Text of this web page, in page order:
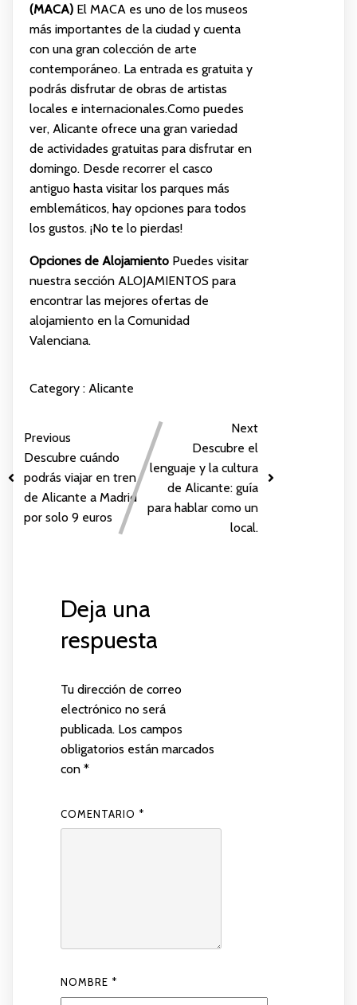
(MACA)El MACA es uno de los museos
más importantes de la ciudad y cuenta
con una gran colección de arte
contemporáneo. La entrada es gratuita y
podrás disfrutar de obras de artistas
locales e internacionales.Como puedes
ver, Alicante ofrece una gran variedad
de actividades gratuitas para disfrutar en
domingo. Desde recorrer el casco
antiguo hasta visitar los parques más
emblemáticos, hay opciones para todos
los gustos. ¡No te lo pierdas!
Opciones de AlojamientoPuedes visitar
nuestra sección ALOJAMIENTOS para
encontrar las mejores ofertas de
alojamiento en la Comunidad
Valenciana.
Category : Alicante
Previous
Descubre cuándo
podrás viajar en tren
de Alicante a Madrid
por solo 9 euros
Next
Descubre el
lenguaje y la cultura
de Alicante: guía
para hablar como un
local.
Deja una
respuesta
Tu dirección de correo
electrónico no será
publicada. Los campos
obligatorios están marcados
con *
COMENTARIO *
NOMBRE *